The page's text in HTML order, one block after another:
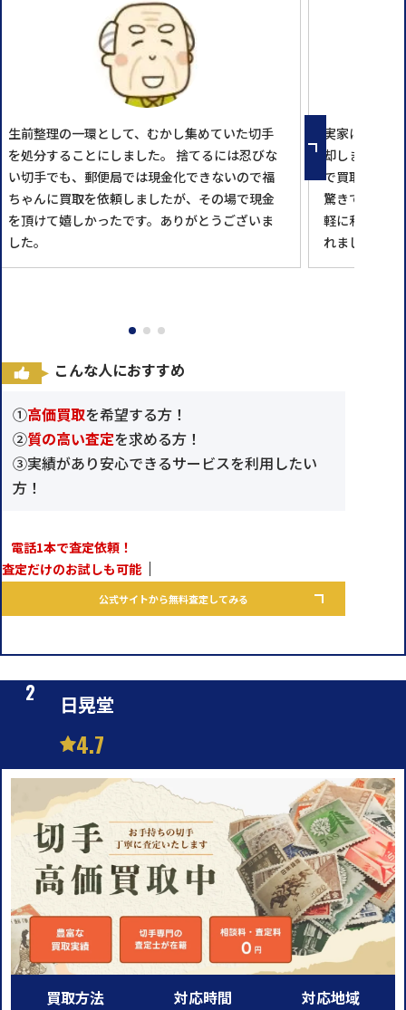
生前整理の一環として、むかし集めていた切手
を処分することにしました。 捨てるには忍びな
い切手でも、郵便局では現金化できないので福
ちゃんに買取を依頼しましたが、その場で現金
を頂けて嬉しかったです。ありがとうございま
した。
実家にある
却しました
で買取に出し
驚きです。
軽に利用でき
れました。
こんな人におすすめ
①高価買取を希望する方！
②質の高い査定を求める方！
③実績があり安心できるサービスを利用したい
方！
電話1本で査定依頼！
査定だけのお試しも可能
公式サイトから無料査定してみる
日晃堂
4.7
買取方法 対応時間 対応地域